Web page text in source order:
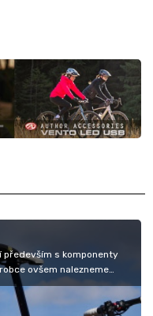
s komponenty
ovšem nalezneme